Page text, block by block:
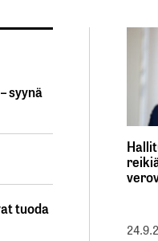
syynä
tuoda